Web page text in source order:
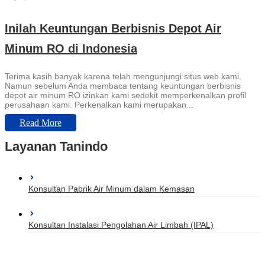
Inilah Keuntungan Berbisnis Depot Air
Minum RO di Indonesia
Terima kasih banyak karena telah mengunjungi situs web kami.
Namun sebelum Anda membaca tentang keuntungan berbisnis
depot air minum RO izinkan kami sedekit memperkenalkan profil
perusahaan kami. Perkenalkan kami merupakan...
Read More
Layanan Tanindo
Konsultan Pabrik Air Minum dalam Kemasan
Konsultan Instalasi Pengolahan Air Limbah (IPAL)